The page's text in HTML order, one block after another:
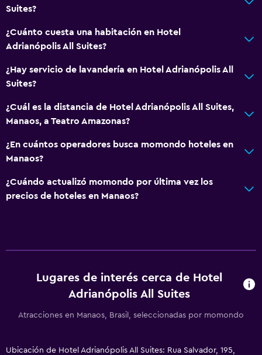
Suites?
¿Cuánto cuesta una habitación en Hotel
Adrianópolis All Suites?
¿Hay servicio de lavandería en Hotel Adrianópolis All
Suites?
¿Cuál es la distancia de Hotel Adrianópolis All Suites,
Manaos, a Teatro Amazonas?
¿En cuántos operadores busca momondo hoteles en
Manaos?
¿Cuándo actualizó momondo por última vez los
precios de hoteles en Manaos?
Lugares de interés cerca de Hotel
Adrianópolis All Suites
Atracciones en Manaos, Brasil, seleccionadas por momondo
Ubicación de Hotel Adrianópolis All Suites: Rua Salvador, 195,